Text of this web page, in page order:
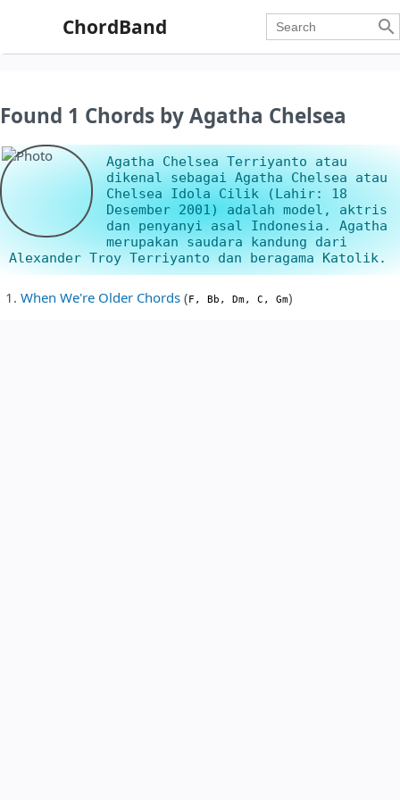
ChordBand 
Found 1 Chords by Agatha Chelsea
Agatha Chelsea Terriyanto atau
dikenal sebagai Agatha Chelsea atau
Chelsea Idola Cilik (Lahir: 18
Desember 2001) adalah model, aktris
dan penyanyi asal Indonesia. Agatha
merupakan saudara kandung dari
Alexander Troy Terriyanto dan beragama Katolik.
When We're Older Chords (F, Bb, Dm, C, Gm)